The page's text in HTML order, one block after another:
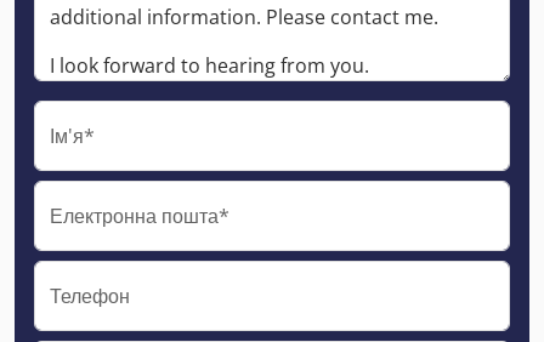
Ім'я*
Електронна пошта*
Телефон